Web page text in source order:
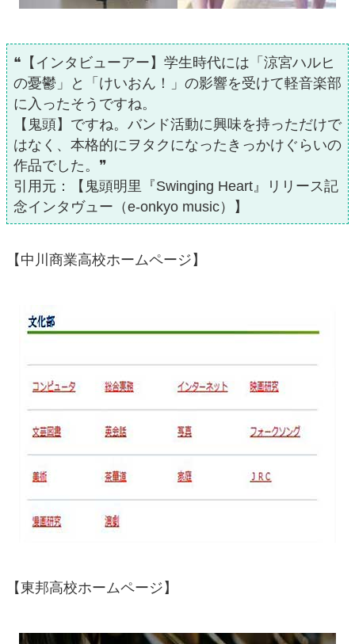
❝【インタビューアー】学生時代には「涼宮ハルヒ
の憂鬱」と「けいおん！」の影響を受けて軽音楽部
に入ったそうですね。
【鬼頭】ですね。バンド活動に興味を持っただけで
はなく、本格的にヲタクになったきっかけぐらいの
作品でした。❞
引用元：【鬼頭明里『Swinging Heart』リリース記
念インタヴュー（e-onkyo music）】
【中川商業高校ホームページ】
【東邦高校ホームページ】